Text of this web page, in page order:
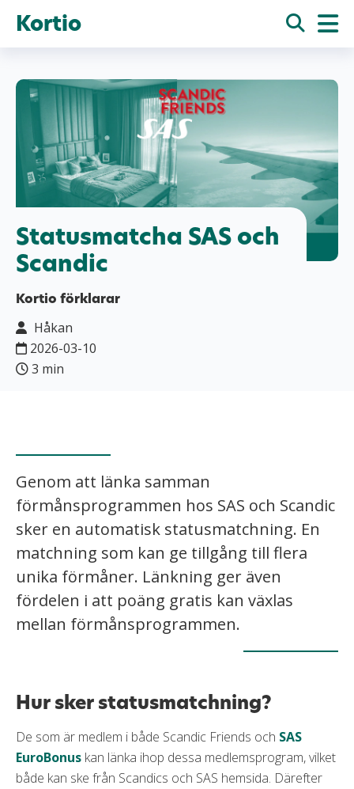
Kortio
Statusmatcha SAS och
Scandic
Kortio förklarar
Håkan
2026-03-10
3 min
Genom att länka samman
förmånsprogrammen hos SAS och Scandic
sker en automatisk statusmatchning. En
matchning som kan ge tillgång till flera
unika förmåner. Länkning ger även
fördelen i att poäng gratis kan växlas
mellan förmånsprogrammen.
Hur sker statusmatchning?
De som är medlem i både Scandic Friends och SAS
EuroBonus kan länka ihop dessa medlemsprogram, vilket
både kan ske från Scandics och SAS hemsida. Därefter